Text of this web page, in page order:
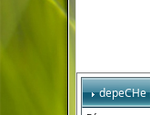
depeCHe